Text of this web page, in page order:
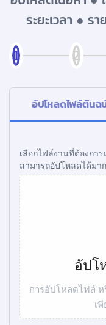
ระยะเวลา ● ร
อัปโหลดไฟล์ต้นฉ
เลือกไฟล์งานที่ต้องกา
สามารถอัปโหลดได้มา
อัปโ
การอัปโหลดไฟล์
เ